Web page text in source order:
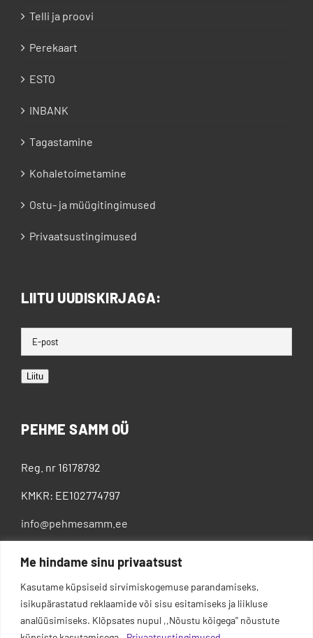
Me hindame sinu privaatsust
Kasutame küpsiseid sirvimiskogemuse parandamiseks,
isikupärastatud reklaamide või sisu esitamiseks ja liikluse
analüüsimiseks. Klõpsates nupul ,,Nõustu kõigega'' nõustute
Telli ja proovi
Perekaart
ESTO
INBANK
Tagastamine
Kohaletoimetamine
Ostu- ja müügitingimused
Privaatsustingimused
LIITU UUDISKIRJAGA:
Liitu
PEHME SAMM OÜ
Reg. nr 16178792
KMKR: EE102774797
info@pehmesamm.ee